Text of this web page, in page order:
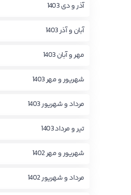
آذر و دی 1403
آبان و آذر 1403
مهر و آبان 1403
شهریور و مهر 1403
مرداد و شهریور 1403
تیر و مرداد 1403
شهریور و مهر 1402
مرداد و شهریور 1402